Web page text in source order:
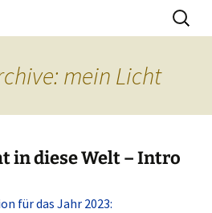
Welt.
Suchen
nach:
mein Licht
in diese Welt – Intro
für das Jahr 2023: